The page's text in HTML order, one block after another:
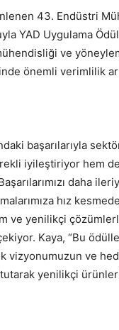
43. Endüstri
YAD Uygulama
ve
önemli verimlilik
başarılarıyla
iyileştiriyor hem
daha
hız
ve yenilikçi
Kaya, “Bu
vizyonumuzun ve
yenilikçi